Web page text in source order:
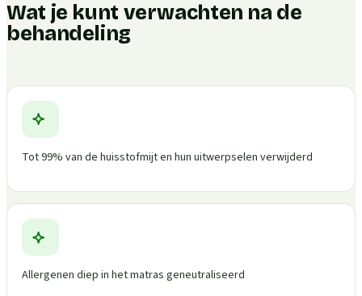
Wat je kunt verwachten na de
behandeling
Tot 99% van de huisstofmijt en hun uitwerpselen verwijderd
Allergenen diep in het matras geneutraliseerd